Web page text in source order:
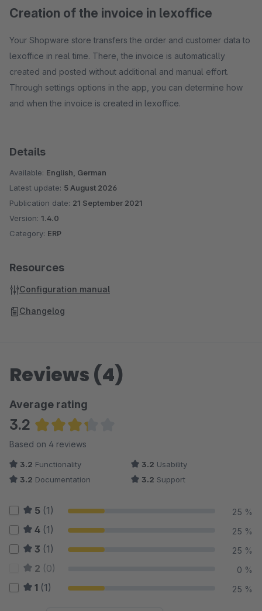
Creation of the invoice in lexoffice
Your Shopware store transfers the order and customer data to
lexoffice in real time. There, the invoice is automatically
created and posted without additional and manual effort.
Through settings options in the app, you can determine how
and when the invoice is created in lexoffice.
Details
Available: English, German
Latest update: 5 August 2026
Publication date: 21 September 2021
Version: 1.4.0
Category: ERP
Resources
Configuration manual
Changelog
Reviews (4)
Average rating
3.2
Average rating of 3.25 out of 5 stars
Based on 4 reviews
3.2 Functionality 3.2 Usability
3.2 Documentation 3.2 Support
5 (1) 25 %
4 (1) 25 %
3 (1) 25 %
2 (0) 0 %
1 (1) 25 %